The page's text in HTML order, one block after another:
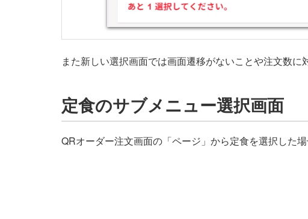
また新しい選択画面では画面遷移がないことや注文数
定食のサブメニュー選択画面
QRオーダー注文画面の「ページ」から定食を選択した場